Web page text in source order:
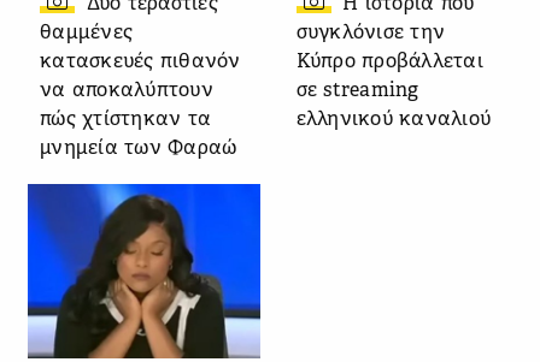
Δύο τεράστιες
θαμμένες
κατασκευές πιθανόν
να αποκαλύπτουν
πώς χτίστηκαν τα
μνημεία των Φαραώ
Η ιστορία που
συγκλόνισε την
Κύπρο προβάλλεται
σε streaming
ελληνικού καναλιού